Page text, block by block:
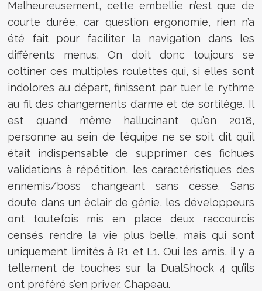
Malheureusement, cette embellie n’est que de
courte durée, car question ergonomie, rien n’a
été fait pour faciliter la navigation dans les
différents menus. On doit donc toujours se
coltiner ces multiples roulettes qui, si elles sont
indolores au départ, finissent par tuer le rythme
au fil des changements d’arme et de sortilège. Il
est quand même hallucinant qu’en 2018,
personne au sein de l’équipe ne se soit dit qu’il
était indispensable de supprimer ces fichues
validations à répétition, les caractéristiques des
ennemis/boss changeant sans cesse. Sans
doute dans un éclair de génie, les développeurs
ont toutefois mis en place deux raccourcis
censés rendre la vie plus belle, mais qui sont
uniquement limités à R1 et L1. Oui les amis, il y a
tellement de touches sur la DualShock 4 qu’ils
ont préféré s’en priver. Chapeau.